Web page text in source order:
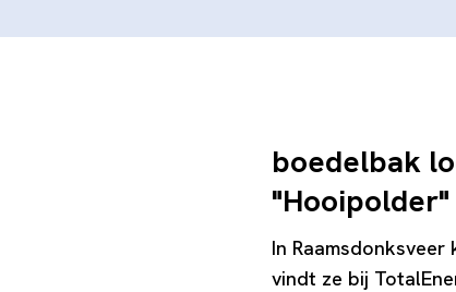
boedelbak
In
vindt ze bij